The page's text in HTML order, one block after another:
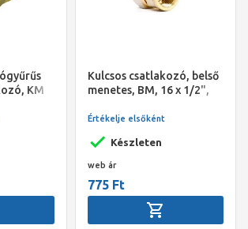
KM
Kulcsos csatlakozó, belső
menetes, BM, 16 x 1/2",
Készleten
Értékelje elsőként
web ár
775 Ft